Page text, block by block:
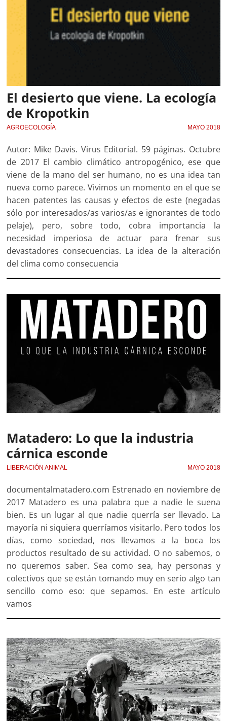
El desierto que viene. La ecología
de Kropotkin
AGROECOLOGÍA MAYO 2018
Autor: Mike Davis. Virus Editorial. 59 páginas. Octubre
de 2017 El cambio climático antropogénico, ese que
viene de la mano del ser humano, no es una idea tan
nueva como parece. Vivimos un momento en el que se
hacen patentes las causas y efectos de este (negadas
sólo por interesados/as varios/as e ignorantes de todo
pelaje), pero, sobre todo, cobra importancia la
necesidad imperiosa de actuar para frenar sus
devastadores consecuencias. La idea de la alteración
del clima como consecuencia
Matadero: Lo que la industria
cárnica esconde
LIBERACIÓN ANIMAL MAYO 2018
documentalmatadero.com Estrenado en noviembre de
2017 Matadero es una palabra que a nadie le suena
bien. Es un lugar al que nadie querría ser llevado. La
mayoría ni siquiera querríamos visitarlo. Pero todos los
días, como sociedad, nos llevamos a la boca los
productos resultado de su actividad. O no sabemos, o
no queremos saber. Sea como sea, hay personas y
colectivos que se están tomando muy en serio algo tan
sencillo como eso: que sepamos. En este artículo
vamos